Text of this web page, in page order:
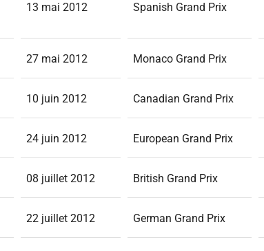
13 mai 2012 Spanish Grand Prix
27 mai 2012 Monaco Grand Prix
10 juin 2012 Canadian Grand Prix
24 juin 2012 European Grand Prix
08 juillet 2012 British Grand Prix
22 juillet 2012 German Grand Prix